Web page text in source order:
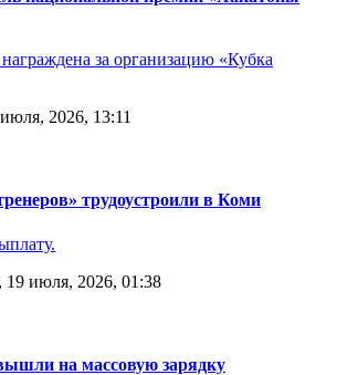
за организацию «Кубка
2026, 13:11
трудоустроили в Коми
19 июля, 2026, 01:38
на массовую зарядку